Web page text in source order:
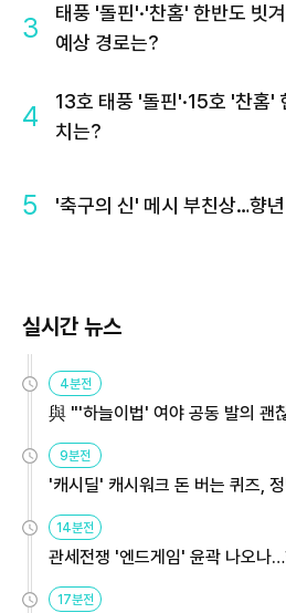
3
태풍 '돌핀'·'찬홈' 한반도 빗
예상 경로는?
4
13호 태풍 '돌핀'·15호 '찬홈'
치는?
5 '축구의 신' 메시 부친상…향
실시간 뉴스
4분전
與 "'하늘이법' 여야 공동 발의 괜
9분전
'캐시딜' 캐시워크 돈 버는 퀴즈,
14분전
관세전쟁 '엔드게임' 윤곽 나오나
용해야
17분전